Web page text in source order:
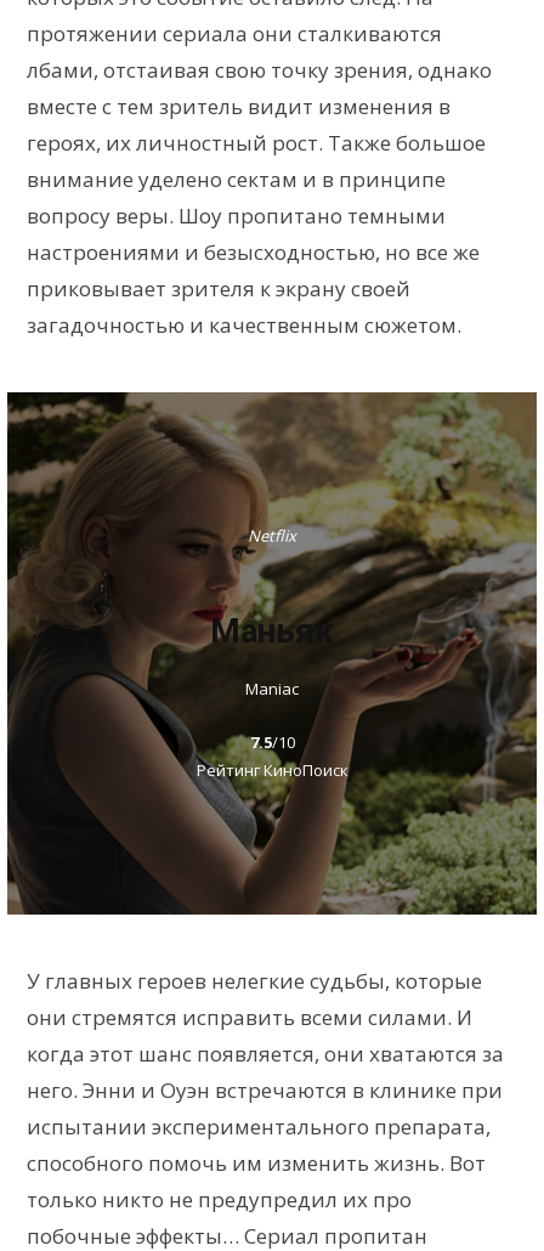
протяжении сериала они сталкиваются
лбами, отстаивая свою точку зрения, однако
вместе с тем зритель видит изменения в
героях, их личностный рост. Также большое
внимание уделено сектам и в принципе
вопросу веры. Шоу пропитано темными
настроениями и безысходностью, но все же
приковывает зрителя к экрану своей
загадочностью и качественным сюжетом.
Netflix
Маньяк
Maniac
7.5/10
Рейтинг КиноПоиск
У главных героев нелегкие судьбы, которые
они стремятся исправить всеми силами. И
когда этот шанс появляется, они хватаются за
него. Энни и Оуэн встречаются в клинике при
испытании экспериментального препарата,
способного помочь им изменить жизнь. Вот
только никто не предупредил их про
побочные эффекты… Сериал пропитан